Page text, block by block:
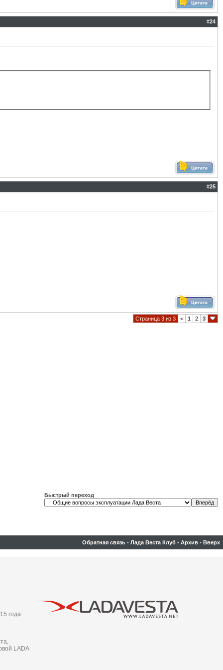
#24
#25
Страница 3 из 3 < 1 2 3
Быстрый переход
Обратная связь - Лада Веста Клуб - Архив - Вверх
года.
LADA